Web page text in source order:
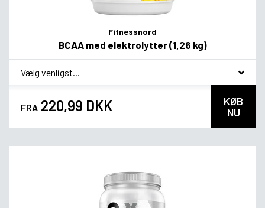
Fitnessnord
BCAA med elektrolytter (1,26 kg)
* Smagsvariant
FRA 220,99 DKK
KØB
NU